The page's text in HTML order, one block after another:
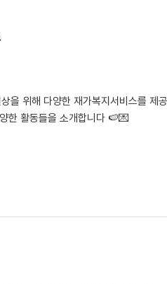
을 위해 다양한 재가복지서비스를 제
한 활동들을 소개합니다 🍉💌